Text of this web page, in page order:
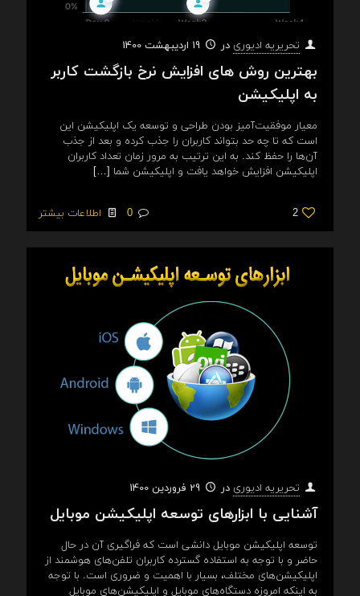
تحریریه ادیوری در 19 اردیبهشت 1400
بهترین روش های افزایش نرخ بازگشت کاربر
به اپلیکیشن
معیار موفقیت‌آمیز بودن طراحی و توسعه یک اپلیکیشن این
است که تا چه حد بتواند کاربران را جذب کرده و بعد از جذب
آن‌ها را حفظ کند. به این ترتیب به مرور زمان تعداد کاربران
اپلیکیشن افزایش خواهد یافت و اپلیکیشن شما […]
2
0 اطلاعات بیشتر
تحریریه ادیوری در 29 فروردین 1400
آشنایی با ابزارهای توسعه اپلیکیشن موبایل
توسعه اپلیکیشن موبایل دانشی است که فراگیری آن در حال
حاضر و با توجه به استفاده گسترده کاربران تلفن‌های هوشمند از
اپلیکیشن‌های مختلف، بسیار با اهمیت و ضروری است. با توجه
به اینکه امروزه دستگاه‌های موبایل و اپلیکیشن‌های موبایل